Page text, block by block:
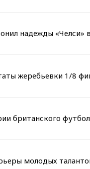
надежды «Челси»
жеребьевки 1/8
британского
молодых